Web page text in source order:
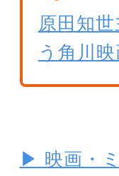
原田知
う角川
▶ 映画・